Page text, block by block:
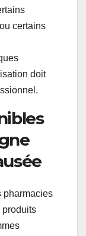
certains
doit
pharmacies
produits